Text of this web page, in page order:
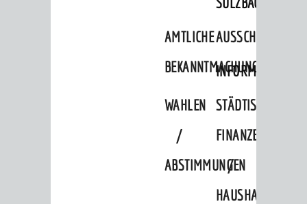
AMTLICHE
BEKANNTMACHUNGEN
WAHLEN
/
ABSTIMMUNGEN
STÄDTISCHE
FINANZEN
/
HAUSHALT